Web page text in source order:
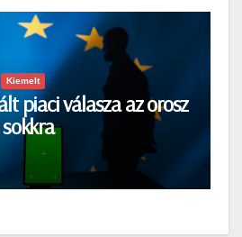
Kiemelt
piaci válasza az orosz